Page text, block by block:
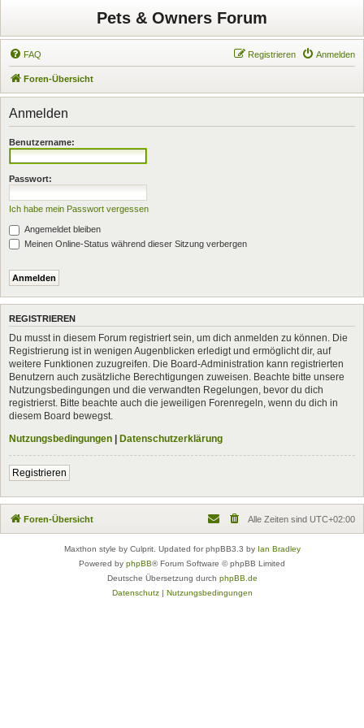
Pets & Owners Forum
FAQ Anmelden
Registrieren
Foren-Übersicht
Anmelden
Benutzername:
Passwort:
Ich habe mein Passwort vergessen
Angemeldet bleiben
Meinen Online-Status während dieser Sitzung verbergen
REGISTRIEREN
Du musst in diesem Forum registriert sein, um dich anmelden zu können. Die
Registrierung ist in wenigen Augenblicken erledigt und ermöglicht dir, auf
weitere Funktionen zuzugreifen. Die Board-Administration kann registrierten
Benutzern auch zusätzliche Berechtigungen zuweisen. Beachte bitte unsere
Nutzungsbedingungen und die verwandten Regelungen, bevor du dich
registrierst. Bitte beachte auch die jeweiligen Forenregeln, wenn du dich in
diesem Board bewegst.
Nutzungsbedingungen | Datenschutzerklärung
Registrieren
Foren-Übersicht Alle Zeiten sind UTC+02:00
Maxthon style by Culprit. Updated for phpBB3.3 by Ian Bradley
Powered by phpBB® Forum Software © phpBB Limited
Deutsche Übersetzung durch phpBB.de
Datenschutz| Nutzungsbedingungen